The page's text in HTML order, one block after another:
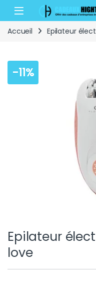
Skip to navigation
Skip to content
Open
Accueil Epilateur
-11%
Epilateur
love